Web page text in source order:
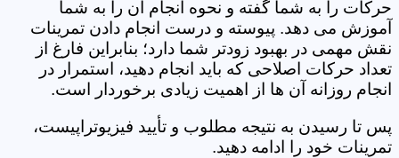
حرکات را به شما گفته و نحوه انجام آن را به شما
آموزش می دهد. پیوسته و درست انجام دادن تمرینات
نقش مهمی در بهبود زودتر شما دارد؛ بنابراین فارغ از
تعداد حرکات اصلاحی که باید انجام دهید، استمرار در
انجام روزانه آن ها از اهمیت زیادی برخوردار است.
پس تا رسیدن به نتیجه مطلوب و تأیید فیزیوتراپیست،
تمرینات خود را ادامه دهید.